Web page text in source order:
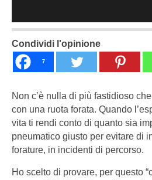
Condividi l'opinione
7
Non c’è nulla di più fastidioso
con una ruota forata. Quando
vita ti rendi conto di quanto sia
pneumatico giusto per evitare di
forature, in incidenti di percorso.
Ho scelto di provare, per questo